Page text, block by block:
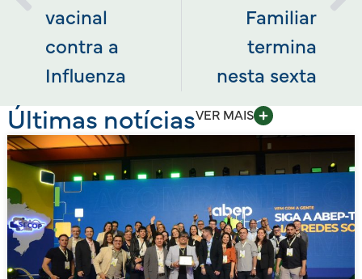
vacinal
contra a
Influenza
Familiar
termina
nesta sexta
Últimas notíciasVER MAIS